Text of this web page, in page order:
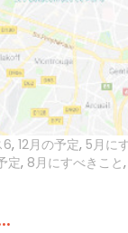
6, 12月の予定, 5月に
定, 8月にすべきこと,